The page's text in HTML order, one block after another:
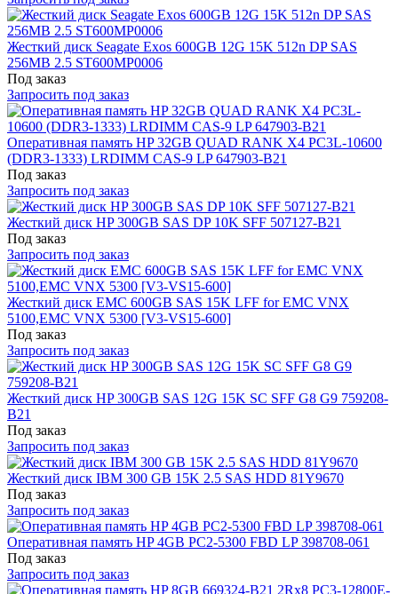
Жесткий диск Seagate Exos 600GB 12G 15K 512n DP SAS
256MB 2.5 ST600MP0006
Под заказ
Запросить под заказ
Оперативная память HP 32GB QUAD RANK X4 PC3L-10600
(DDR3-1333) LRDIMM CAS-9 LP 647903-B21
Под заказ
Запросить под заказ
Жесткий диск HP 300GB SAS DP 10K SFF 507127-B21
Под заказ
Запросить под заказ
Жесткий диск EMC 600GB SAS 15K LFF for EMC VNX
5100,EMC VNX 5300 [V3-VS15-600]
Под заказ
Запросить под заказ
Жесткий диск HP 300GB SAS 12G 15K SC SFF G8 G9 759208-
B21
Под заказ
Запросить под заказ
Жесткий диск IBM 300 GB 15K 2.5 SAS HDD 81Y9670
Под заказ
Запросить под заказ
Оперативная память HP 4GB PC2-5300 FBD LP 398708-061
Под заказ
Запросить под заказ